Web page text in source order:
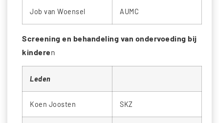
Job van Woensel AUMC
Screening en behandeling van ondervoeding bij
kinderen
Leden
Koen Joosten SKZ